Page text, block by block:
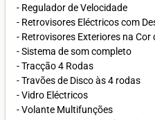
- Regulador de Velocidade
- Retrovisores Eléctricos com
- Retrovisores Exteriores na Cor
- Sistema de som completo
- Tracção 4 Rodas
- Travões de Disco às 4 rodas
- Vidro Eléctricos
- Volante Multifunções